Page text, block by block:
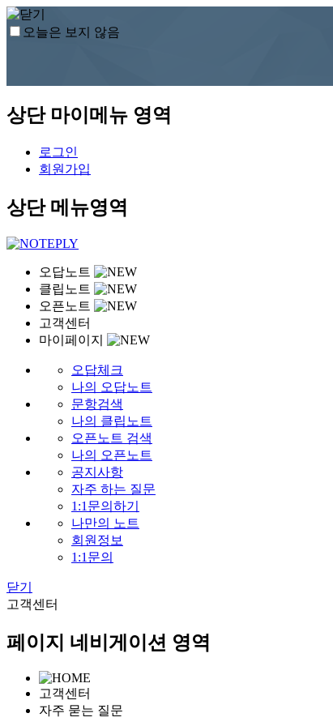
오늘은 보지 않음
상단 마이메뉴 영역
로그인
회원가입
상단 메뉴영역
오답노트
클립노트
오픈노트
고객센터
마이페이지
오답체크
나의 오답노트
문항검색
나의 클립노트
오픈노트 검색
나의 오픈노트
공지사항
자주 하는 질문
1:1문의하기
나만의 노트
회원정보
1:1문의
닫기
고객센터
페이지 네비게이션 영역
고객센터
자주 묻는 질문